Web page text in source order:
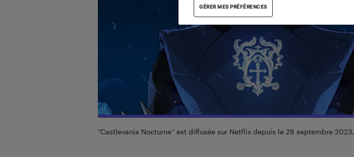
“Castlevania Nocturne” est diffusée sur Netflix depuis le 28 septembre 2023.
GÉRER MES PRÉFÉRENCES